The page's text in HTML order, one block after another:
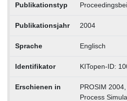
Publikationstyp
Publikationsjahr 2004
Sprache Englisch
Identifikator KITopen-ID:
Erschienen in
PROSIM
Process